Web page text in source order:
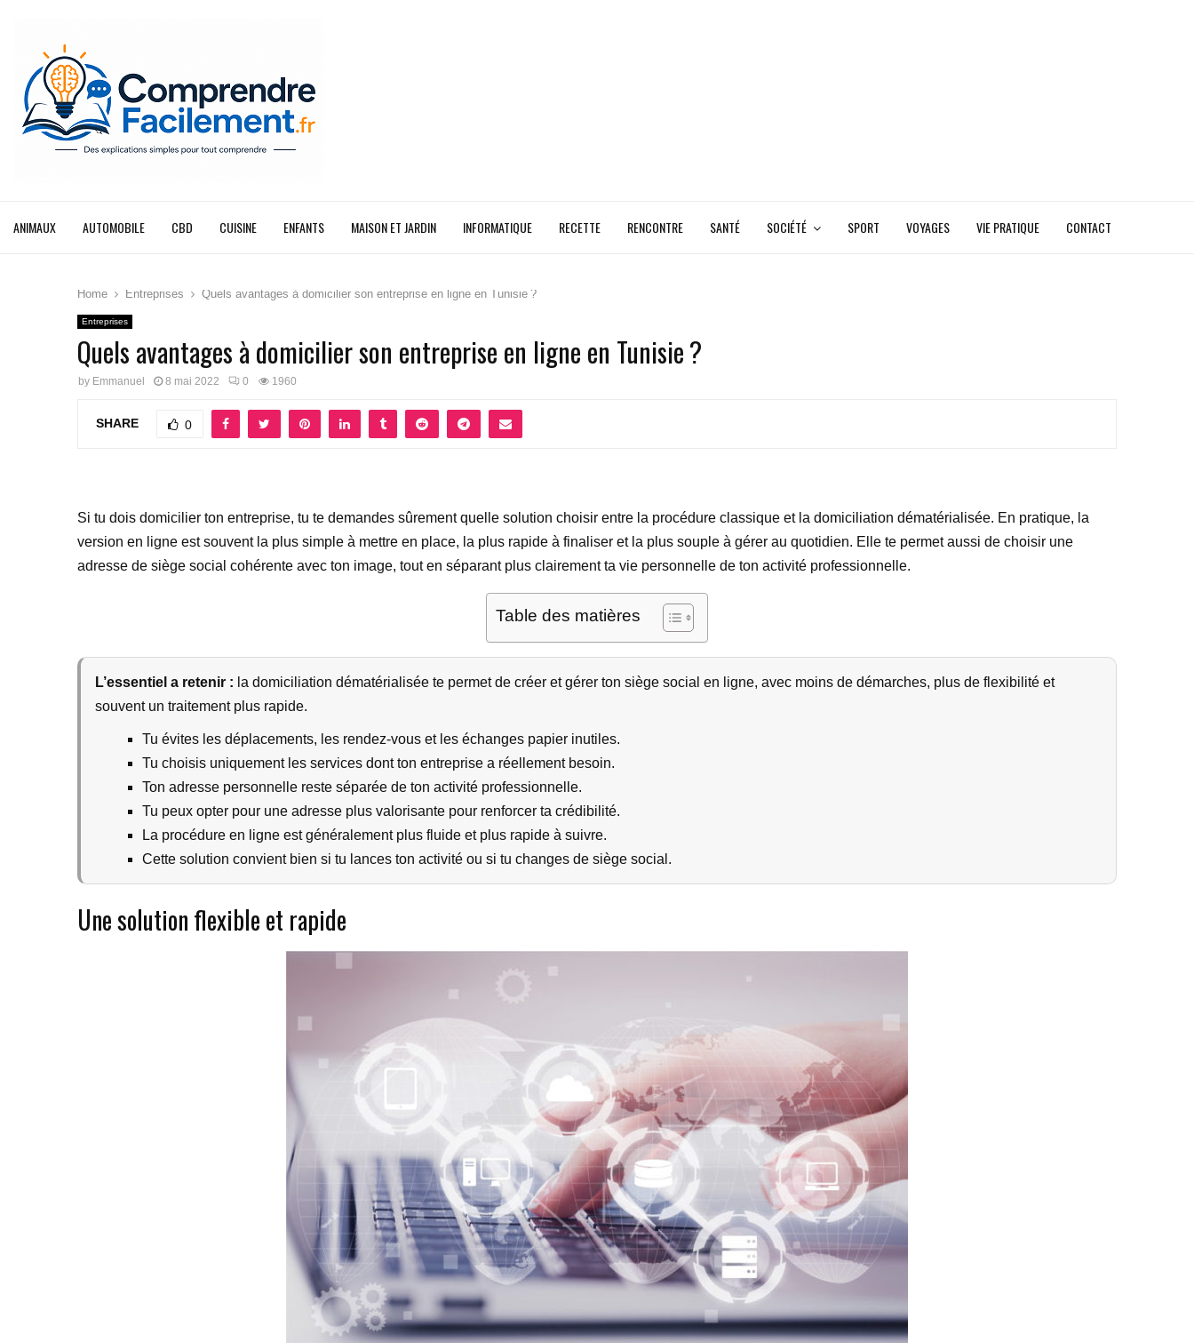
ANIMAUX AUTOMOBILE CBD CUISINE ENFANTS MAISON ET JARDIN INFORMATIQUE RECETTE RENCONTRE SANTÉ SOCIÉTÉ SPORT VOYAGES VIE PRATIQUE CONTACT
Home Entreprises Quels avantages à domicilier son entreprise en ligne en Tunisie ?
Entreprises
Quels avantages à domicilier son entreprise en ligne en Tunisie ?
by Emmanuel 8 mai 2022 0 1960
SHARE 0
Si tu dois domicilier ton entreprise, tu te demandes sûrement quelle solution choisir entre la procédure classique et la domiciliation dématérialisée. En pratique, la
version en ligne est souvent la plus simple à mettre en place, la plus rapide à finaliser et la plus souple à gérer au quotidien. Elle te permet aussi de choisir une
adresse de siège social cohérente avec ton image, tout en séparant plus clairement ta vie personnelle de ton activité professionnelle.
Table des matières
L’essentiel a retenir : la domiciliation dématérialisée te permet de créer et gérer ton siège social en ligne, avec moins de démarches, plus de flexibilité et
souvent un traitement plus rapide.
Tu évites les déplacements, les rendez-vous et les échanges papier inutiles.
Tu choisis uniquement les services dont ton entreprise a réellement besoin.
Ton adresse personnelle reste séparée de ton activité professionnelle.
Tu peux opter pour une adresse plus valorisante pour renforcer ta crédibilité.
La procédure en ligne est généralement plus fluide et plus rapide à suivre.
Cette solution convient bien si tu lances ton activité ou si tu changes de siège social.
Une solution flexible et rapide